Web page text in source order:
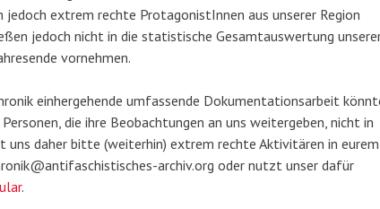
jedoch extrem rechte ProtagonistInnen aus unserer Region
jedoch nicht in die statistische Gesamtauswertung
vornehmen.
einhergehende umfassende Dokumentationsarbeit
die ihre Beobachtungen an uns weitergeben, nicht in
uns daher bitte (weiterhin) extrem rechte Aktivitären in eurem
archiv.org oder nutzt unser dafür
.